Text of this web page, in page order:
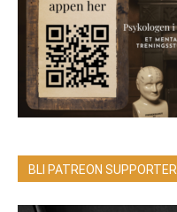
BLI PATREON SUPPORTER